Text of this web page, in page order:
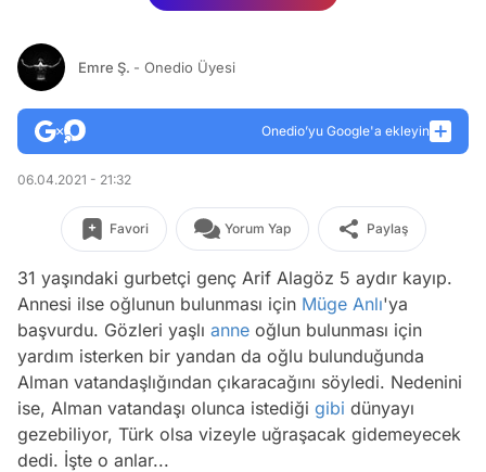
Emre Ş. - Onedio Üyesi
Onedio’yu Google'a ekleyin
06.04.2021 - 21:32
Favori Yorum Yap Paylaş
31 yaşındaki gurbetçi genç Arif Alagöz 5 aydır kayıp.
Annesi ilse oğlunun bulunması için Müge Anlı'ya
başvurdu. Gözleri yaşlı anne oğlun bulunması için
yardım isterken bir yandan da oğlu bulunduğunda
Alman vatandaşlığından çıkaracağını söyledi. Nedenini
ise, Alman vatandaşı olunca istediği gibi dünyayı
gezebiliyor, Türk olsa vizeyle uğraşacak gidemeyecek
dedi. İşte o anlar...